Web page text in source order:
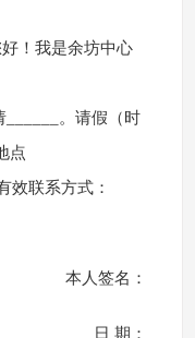
！我是余坊中心
______。请假（时
点
效联系方式：
本人签名：
日 期：